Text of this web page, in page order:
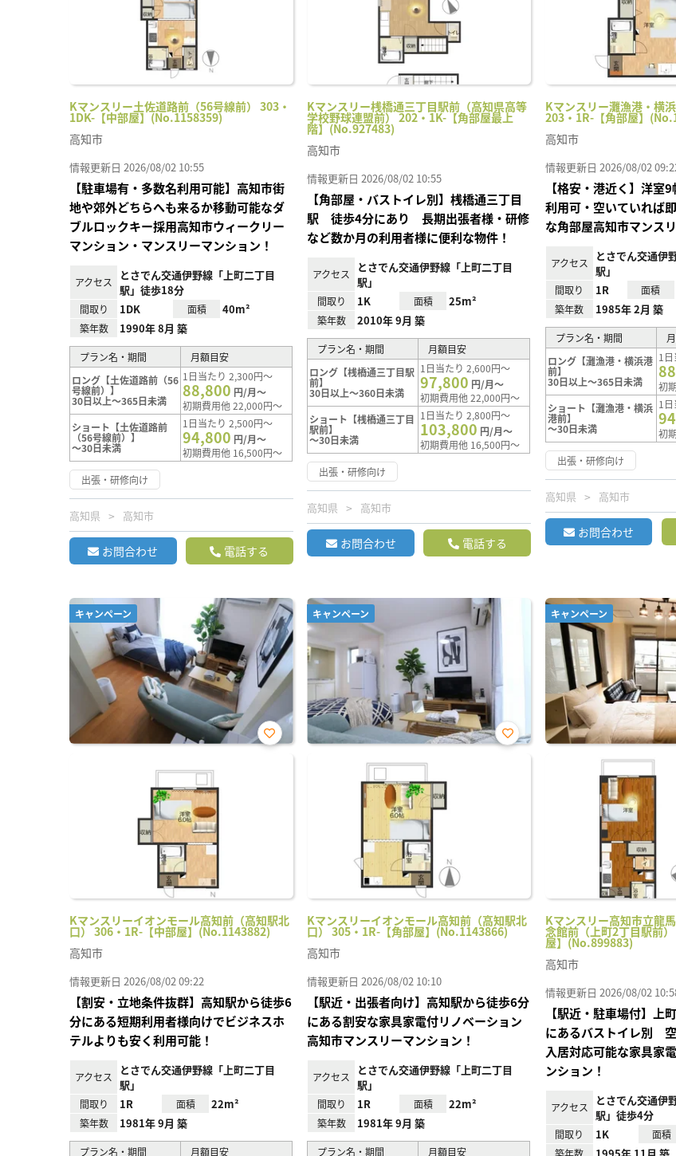
Kマンスリー土佐道路前（56号線前） 303・
1DK-【中部屋】(No.1158359)
高知市
情報更新日 2026/08/02 10:55
【駐車場有・多数名利用可能】高知市街
地や郊外どちらへも来るか移動可能なダ
ブルロックキー採用高知市ウィークリー
マンション・マンスリーマンション！
アクセス
とさでん交通伊野線「上町二丁目
駅」徒歩18分
間取り 1DK 面積 40m²
築年数 1990年 8月 築
プラン名・期間
月額目安
ロング【土佐道路前（56
号線前）】
30日以上～365日未満
1日当たり 2,300円～
88,800 円/月～
初期費用他 22,000円～
ショート【土佐道路前
（56号線前）】
～30日未満
1日当たり 2,500円～
94,800 円/月～
初期費用他 16,500円～
出張・研修向け
高知県 高知市
お問合わせ 電話する
Kマンスリー桟橋通三丁目駅前（高知県高等
学校野球連盟前） 202・1K-【角部屋最上
階】(No.927483)
高知市
情報更新日 2026/08/02 10:55
【角部屋・バストイレ別】桟橋通三丁目
駅 徒歩4分にあり 長期出張者様・研修
など数か月の利用者様に便利な物件！
アクセス
とさでん交通伊野線「上町二丁目
駅」
間取り 1K 面積 25m²
築年数 2010年 9月 築
プラン名・期間
月額目安
ロング【桟橋通三丁目駅
前】
30日以上～360日未満
1日当たり 2,600円～
97,800 円/月～
初期費用他 22,000円～
ショート【桟橋通三丁目
駅前】
～30日未満
1日当たり 2,800円～
103,800 円/月～
初期費用他 16,500円～
出張・研修向け
高知県 高知市
お問合わせ 電話する
Kマンスリー灘漁港・横
203・1R-【角部屋】
高知市
情報更新日 2026/08/02
【格安・港近く】洋
利用可・空いていれば
な角部屋高知市マンス
アクセス
とさでん交通伊
駅」
間取り 1R 面積
築年数 1985年 2月 築
プラン名・期間
ロング【灘漁港・横浜港
前】
30日以上～365日未満
1
初
ショート【灘漁港・横浜
港前】
～30日未満
1
初
出張・研修向け
高知県 高知市
お問合わせ
キャンペーン
Kマンスリーイオンモール高知前（高知駅北
口） 306・1R-【中部屋】(No.1143882)
お気
高知市
情報更新日 2026/08/02 09:22
【割安・立地条件抜群】高知駅から徒歩6
分にある短期利用者様向けでビジネスホ
テルよりも安く利用可能！
アクセス
とさでん交通伊野線「上町二丁目
駅」
間取り 1R 面積 22m²
築年数 1981年 9月 築
プラン名・期間
月額目安
キャンペーン
Kマンスリーイオンモール高知前（高知駅北
口） 305・1R-【角部屋】(No.1143866)
お気
高知市
情報更新日 2026/08/02 10:10
【駅近・出張者向け】高知駅から徒歩6分
にある割安な家具家電付リノベーション
高知市マンスリーマンション！
アクセス
とさでん交通伊野線「上町二丁目
駅」
間取り 1R 面積 22m²
築年数 1981年 9月 築
プラン名・期間
月額目安
キャンペーン
Kマンスリー高知市立龍
念館前（上町2丁目駅前
屋】(No.899883)
高知市
情報更新日 2026/08/02
【駅近・駐車場付】上
にあるバストイレ別
入居対応可能な家具家
ンション！
アクセス
とさでん交通伊
駅」徒歩4分
間取り 1K 面積
築年数